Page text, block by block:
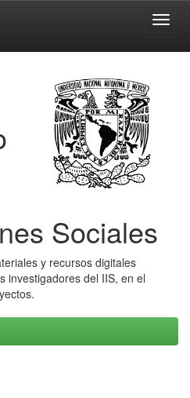
Sociales
y recursos digitales
investigadores del IIS, en el